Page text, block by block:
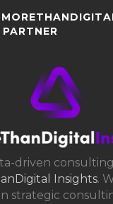
driven
Insights.
strategic